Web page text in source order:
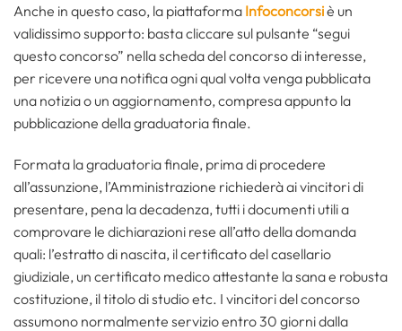
Anche in questo caso, la piattaforma Infoconcorsiè un
validissimo supporto: basta cliccare sul pulsante “segui
questo concorso” nella scheda del concorso di interesse,
per ricevere una notifica ogni qual volta venga pubblicata
una notizia o un aggiornamento, compresa appunto la
pubblicazione della graduatoria finale.
Formata la graduatoria finale, prima di procedere
all’assunzione, l’Amministrazione richiederà ai vincitori di
presentare, pena la decadenza, tutti i documenti utili a
comprovare le dichiarazioni rese all’atto della domanda
quali: l’estratto di nascita, il certificato del casellario
giudiziale, un certificato medico attestante la sana e robusta
costituzione, il titolo di studio etc. I vincitori del concorso
assumono normalmente servizio entro 30 giorni dalla